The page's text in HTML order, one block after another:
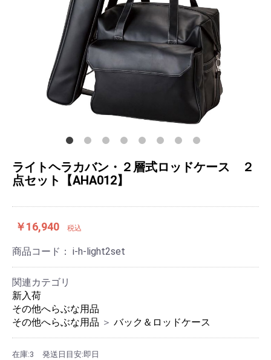
ライトヘラカバン・２層式ロッドケース ２
点セット【AHA012】
￥16,940 税込
商品コード： i-h-light2set
関連カテゴリ
新入荷
その他へらぶな用品
その他へらぶな用品 ＞ バック＆ロッドケース
在庫:3 発送日目安:即日